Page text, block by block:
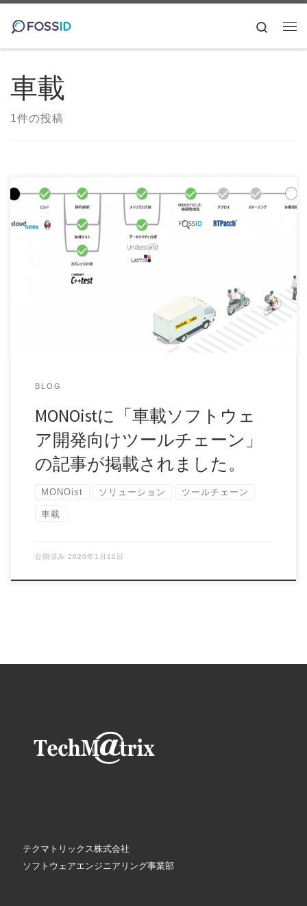
コンテンツへスキップ
Search
車載
1件の投稿
テクマトリックスでは車載ソフトウェア開発向けのソリュー
ションを提案しています。 ソースコード静的解析 […]
BLOG
MONOistに「車載ソフトウェ
ア開発向けツールチェーン」
の記事が掲載されました。
MONOist ソリューション ツールチェーン
車載
公開済み 2020年1月10日
テクマトリックス株式会社
ソフトウェアエンジニアリング事業部